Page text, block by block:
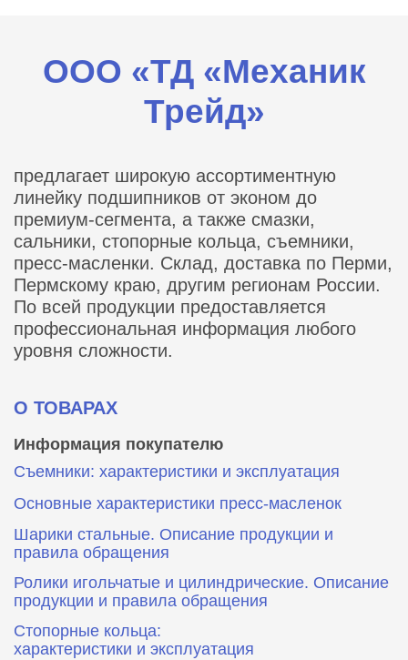
ООО «ТД «Механик
Трейд»
предлагает широкую ассортиментную
линейку подшипников от эконом до
премиум-сегмента, а также смазки,
сальники, стопорные кольца, съемники,
пресс-масленки. Склад, доставка по Перми,
Пермскому краю, другим регионам России.
По всей продукции предоставляется
профессиональная информация любого
уровня сложности.
О ТОВАРАХ
Информация покупателю
Съемники: характеристики и эксплуатация
Основные характеристики пресс‑масленок
Шарики стальные. Описание продукции и
правила обращения
Ролики игольчатые и цилиндрические. Описание
продукции и правила обращения
Стопорные кольца:
характеристики и эксплуатация